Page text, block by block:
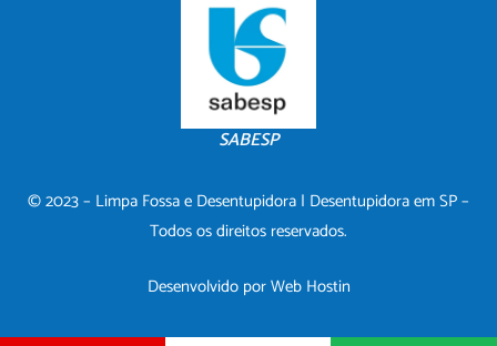
SABESP
© 2023 – Limpa Fossa e Desentupidora | Desentupidora em SP –
Todos os direitos reservados.
Desenvolvido porWeb Hostin